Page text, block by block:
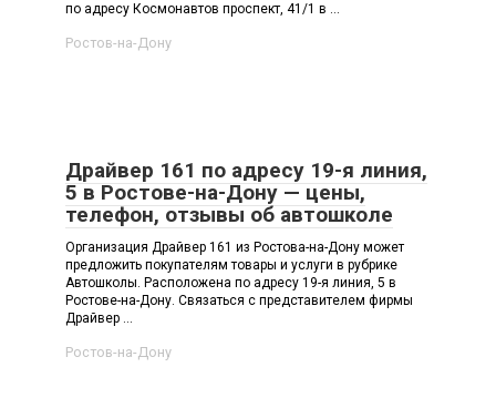
по адресу Космонавтов проспект, 41/1 в ...
Ростов-на-Дону
Драйвер 161 по адресу 19-я линия,
5 в Ростове-на-Дону — цены,
телефон, отзывы об автошколе
Организация Драйвер 161 из Ростова-на-Дону может
предложить покупателям товары и услуги в рубрике
Автошколы. Расположена по адресу 19-я линия, 5 в
Ростове-на-Дону. Связаться с представителем фирмы
Драйвер ...
Ростов-на-Дону